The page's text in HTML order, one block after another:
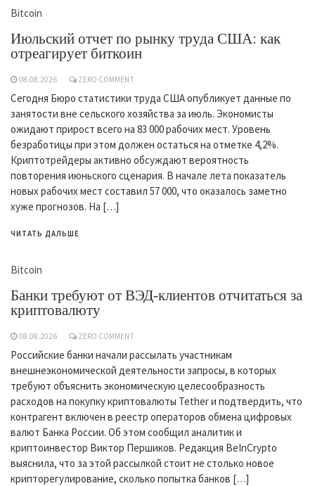
Bitcoin
Июльский отчет по рынку труда США: как
отреагирует биткоин
08.08.2026 ZERO COMMENT
Сегодня Бюро статистики труда США опубликует данные по
занятости вне сельского хозяйства за июль. Экономисты
ожидают прирост всего на 83 000 рабочих мест. Уровень
безработицы при этом должен остаться на отметке 4,2%.
Криптотрейдеры активно обсуждают вероятность
повторения июньского сценария. В начале лета показатель
новых рабочих мест составил 57 000, что оказалось заметно
хуже прогнозов. На […]
ЧИТАТЬ ДАЛЬШЕ
Bitcoin
Банки требуют от ВЭД-клиентов отчитаться за
криптовалюту
08.08.2026 ZERO COMMENT
Российские банки начали рассылать участникам
внешнеэкономической деятельности запросы, в которых
требуют объяснить экономическую целесообразность
расходов на покупку криптовалюты Tether и подтвердить, что
контрагент включен в реестр операторов обмена цифровых
валют Банка России. Об этом сообщил аналитик и
криптоинвестор Виктор Першиков. Редакция BeInCrypto
выяснила, что за этой рассылкой стоит не столько новое
крипторегулирование, сколько попытка банков […]